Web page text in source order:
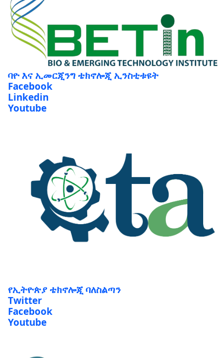
ባዮ እና ኢመርጂንግ ቴክኖሎጂ ኢንስቲቱዩት
Facebook
Linkedin
Youtube
የኢትዮጵያ ቴክኖሎጂ ባለስልጣን
Twitter
Facebook
Youtube